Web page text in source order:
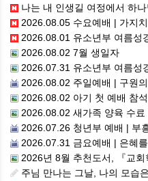
나는 내 인생길 여정에서 하나님을 만났는가? 그렇
2026.08.05 수요예배 | 가지
2026.08.01 유소년부 여름성
2026.08.02 7월 생일자
2026.07.31 유소년부 여름성
2026.08.02 주일예배 | 구원의 서정(2)
2026.08.02 아기 첫 예배 참석 | 홍도영,
2026.08.02 새가족 양육 수
2026.07.26 청년부 예배 | 부
2026.07.31 금요예배 | 은혜
2026년 8월 추천도서, 『교회
주님 만나는 그날, 나의 모습은 어떤 모